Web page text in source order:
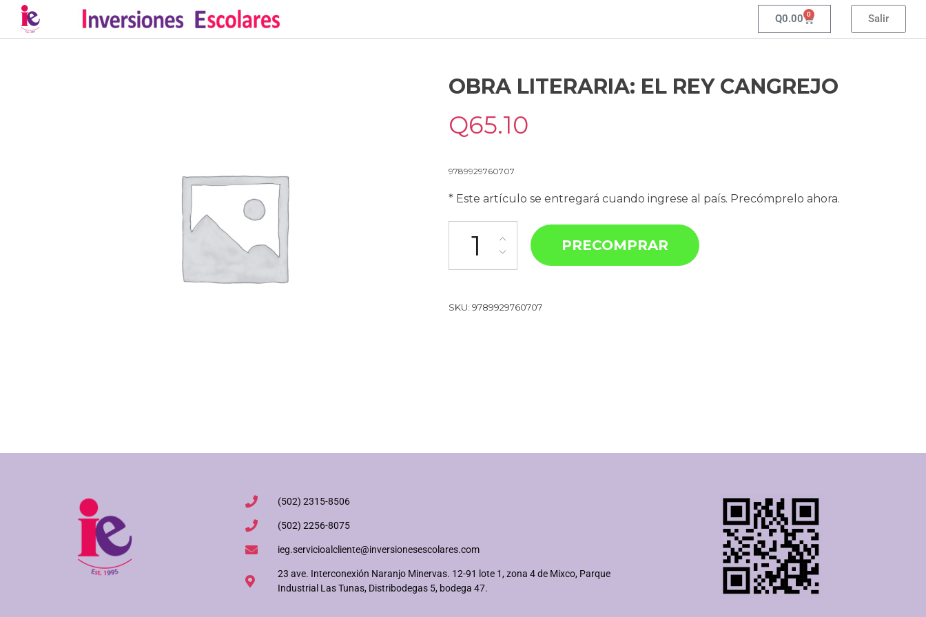
Q0.00 0 Salir
OBRA LITERARIA: EL REY CANGREJO
Q65.10
9789929760707
* Este artículo se entregará cuando ingrese al país. Precómprelo ahora.
PRECOMPRAR
SKU: 9789929760707
(502) 2315-8506
(502) 2256-8075
ieg.servicioalcliente@inversionesescolares.com
23 ave. Interconexión Naranjo Minervas. 12-91 lote 1, zona 4 de Mixco, Parque
Industrial Las Tunas, Distribodegas 5, bodega 47.